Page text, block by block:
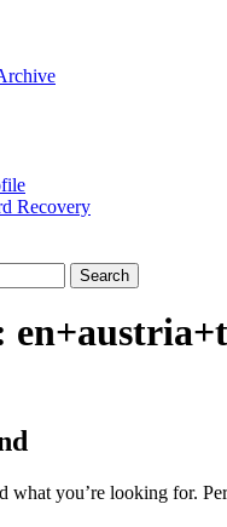
Recovery
what you’re looking for.